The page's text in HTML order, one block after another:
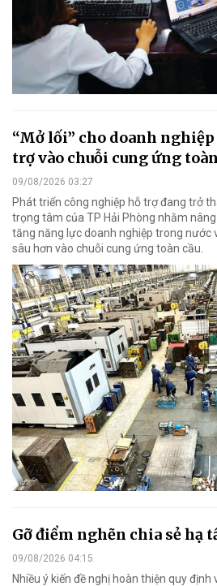
“Mở lối” cho doanh
trợ vào chuỗi cung ứng
09/08/2026 03:27
Phát triển công nghiệp hỗ trợ đang trở
trọng tâm của TP Hải Phòng nhằm
tăng năng lực doanh nghiệp trong nước
sâu hơn vào chuỗi cung ứng toàn cầu.
Gỡ điểm nghẽn chia sẻ hạ
09/08/2026 04:15
Nhiều ý kiến đề nghị hoàn thiện quy định